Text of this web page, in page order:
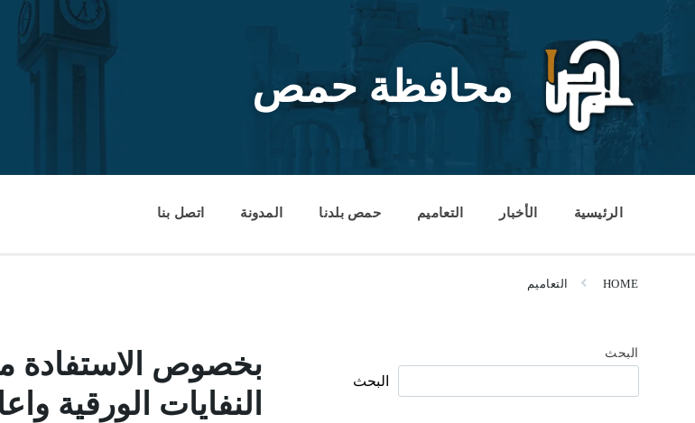
content
محافظة حمص
الرئيسية الأخبار التعاميم حمص بلدنا المدونة اتصل بنا
HOME التعاميم
بخصوص الاستفادة
النفايات الورقية
البحث
البحث